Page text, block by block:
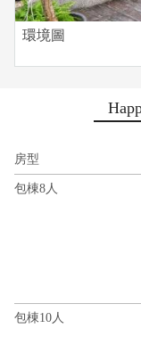
環境圖
房型
包棟8人
包棟10人